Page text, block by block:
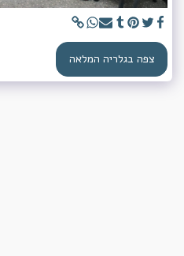
צפה בגלריה המלאה